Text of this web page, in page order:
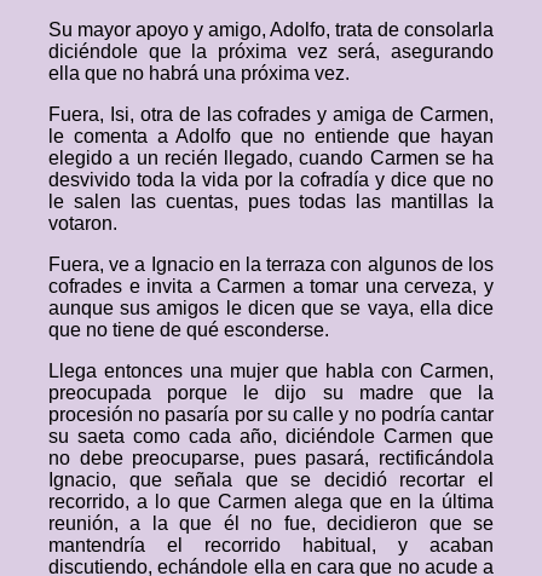
Su mayor apoyo y amigo, Adolfo, trata de consolarla
diciéndole que la próxima vez será, asegurando
ella que no habrá una próxima vez.
Fuera, Isi, otra de las cofrades y amiga de Carmen,
le comenta a Adolfo que no entiende que hayan
elegido a un recién llegado, cuando Carmen se ha
desvivido toda la vida por la cofradía y dice que no
le salen las cuentas, pues todas las mantillas la
votaron.
Fuera, ve a Ignacio en la terraza con algunos de los
cofrades e invita a Carmen a tomar una cerveza, y
aunque sus amigos le dicen que se vaya, ella dice
que no tiene de qué esconderse.
Llega entonces una mujer que habla con Carmen,
preocupada porque le dijo su madre que la
procesión no pasaría por su calle y no podría cantar
su saeta como cada año, diciéndole Carmen que
no debe preocuparse, pues pasará, rectificándola
Ignacio, que señala que se decidió recortar el
recorrido, a lo que Carmen alega que en la última
reunión, a la que él no fue, decidieron que se
mantendría el recorrido habitual, y acaban
discutiendo, echándole ella en cara que no acude a